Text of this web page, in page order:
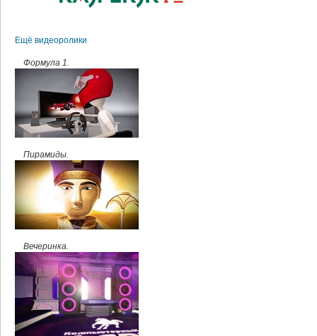
Ещё видеоролики
Формула 1.
Пирамиды.
Вечеринка.